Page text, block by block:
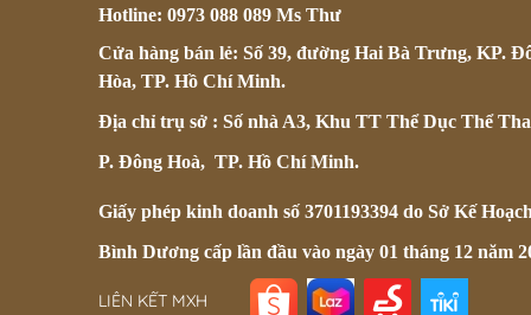
Hotline: 0973 088 089 Ms Thư
Cửa hàng bán lẻ: Số 39, đường Hai Bà Trưng, KP.
Hòa, TP. Hồ Chí Minh.
Địa chỉ trụ sở : Số nhà A3, Khu TT Thể Dục Thể
P. Đông Hoà, TP. Hồ Chí Minh.
Giấy phép kinh doanh số 3701193394 do Sở Kế
Bình Dương cấp lần đầu vào ngày 01 tháng 12 năm
LIÊN KẾT MXH